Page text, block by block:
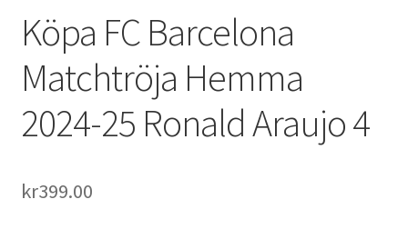
Köpa FC Barcelona
Matchtröja Hemma
2024-25 Ronald Araujo 4
kr399.00